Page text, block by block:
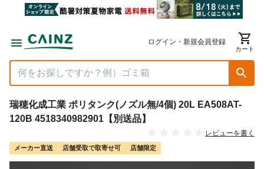
ログイン・新規会員登録
カート
瑞穂化成工業 ポリタンク(ノズル無/4個) 20L EA508AT-
120B 4518340982901【別送品】
レビューを書く
メーカー直送 店舗受取で取寄せ可 店舗限定